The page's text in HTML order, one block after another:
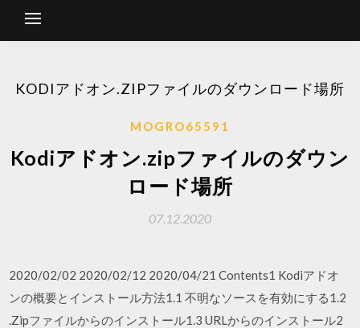
KODIアドオン.ZIPファイルのダウンロード場所
MOGRO65591
Kodiアドオン.zipファイルのダウン
ロード場所
07.12.2020
2020/02/02 2020/02/12 2020/04/21 Contents1 Kodiアドオ
ンの概要とインストール方法1.1 不明なソースを有効にする1.2
.Zipファイルからのインストール1.3 URLからのインストール2